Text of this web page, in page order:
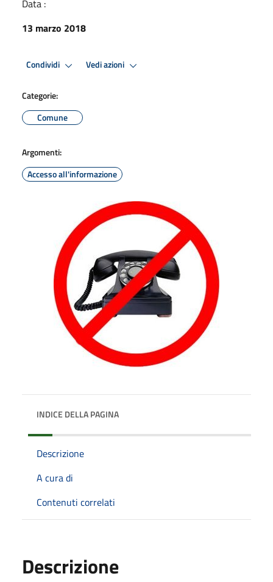
Data :
13 marzo 2018
Condividi Vedi azioni
Categorie:
Comune
Argomenti:
Accesso all'informazione
INDICE DELLA PAGINA
Descrizione
A cura di
Contenuti correlati
Descrizione